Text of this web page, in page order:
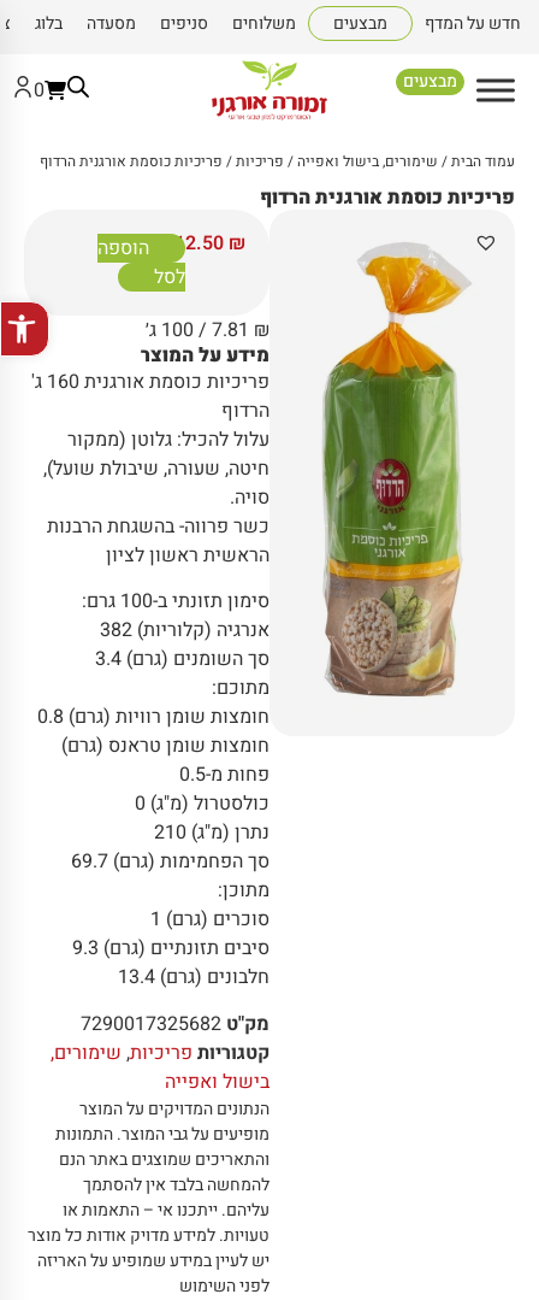
פתח
חדש על המדף מבצעים משלוחים סניפים מסעדה בלוג
מבצעים 0
עמוד הבית/ שימורים, בישול ואפייה/ פריכיות/ פריכיות כוסמת אורגנית הרדוף
פריכיות כוסמת אורגנית הרדוף
12.50 ₪
הוספה
לסל
7.81 ₪
/ 100 ג׳
מידע על המוצר
פריכיות כוסמת אורגנית 160 ג'
הרדוף
עלול להכיל: גלוטן (ממקור
חיטה, שעורה, שיבולת שועל),
סויה.
כשר פרווה- בהשגחת הרבנות
הראשית ראשון לציון
סימון תזונתי ב-100 גרם:
אנרגיה (קלוריות) 382
סך השומנים (גרם) 3.4
מתוכם:
חומצות שומן רוויות (גרם) 0.8
חומצות שומן טראנס (גרם)
פחות מ-0.5
כולסטרול (מ"ג) 0
נתרן (מ"ג) 210
סך הפחמימות (גרם) 69.7
מתוכן:
סוכרים (גרם) 1
סיבים תזונתיים (גרם) 9.3
חלבונים (גרם) 13.4
מק"ט 7290017325682
קטגוריות פריכיות, שימורים,
בישול ואפייה
הנתונים המדויקים על המוצר
מופיעים על גבי המוצר.התמונות
והתאריכים שמוצגים באתר הנם
להמחשה בלבד אין להסתמך
עליהם.ייתכנו אי – התאמות או
טעויות.למידע מדויק אודות כל מוצר
יש לעיין במידע שמופיע על האריזה
לפני השימוש